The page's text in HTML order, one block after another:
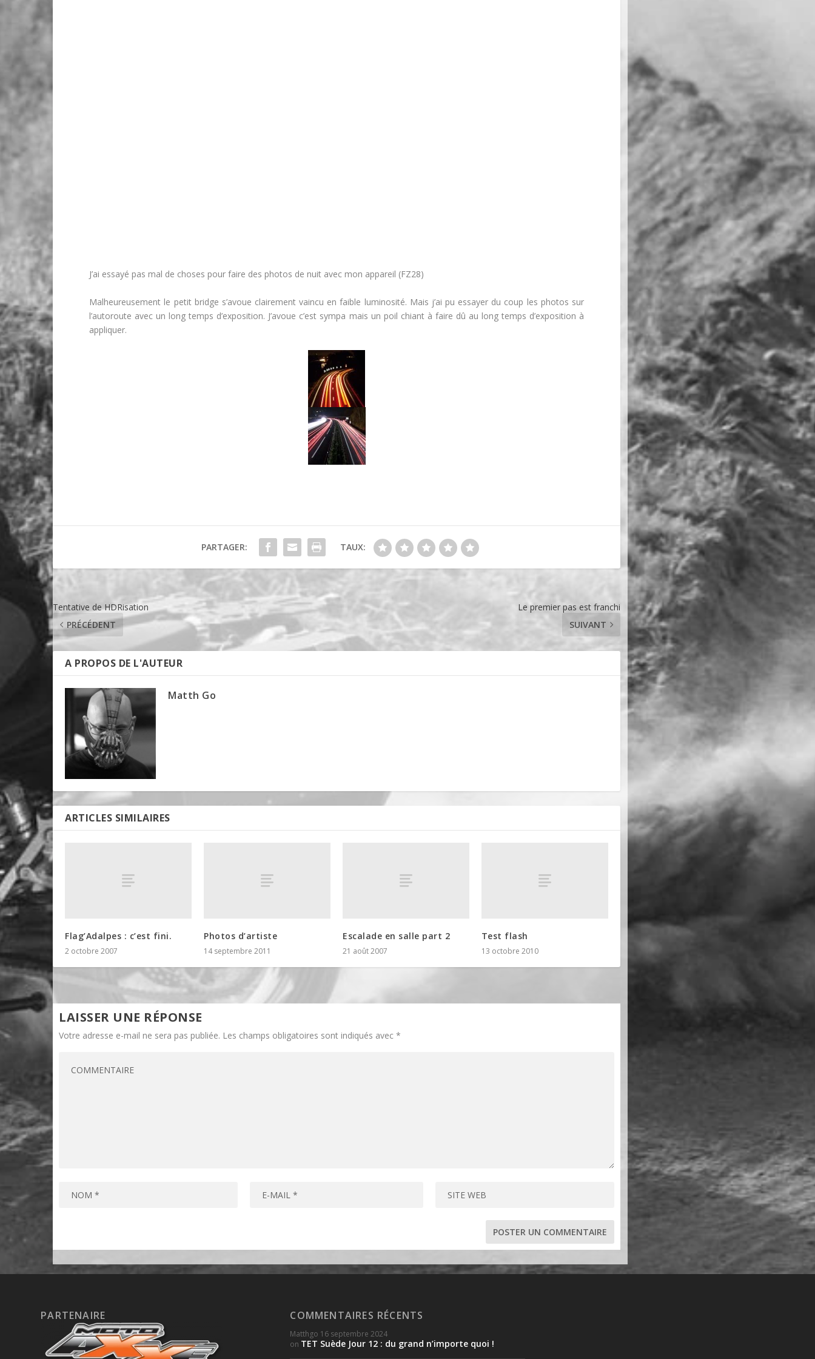
J’ai essayé pas mal de choses pour faire des photos de nuit avec mon appareil (FZ28)
Malheureusement le petit bridge s’avoue clairement vaincu en faible luminosité. Mais j’ai pu essayer du coup les photos sur
l’autoroute avec un long temps d’exposition. J’avoue c’est sympa mais un poil chiant à faire dû au long temps d’exposition à
appliquer.
PARTAGER: TAUX:
Tentative de HDRisation
PRÉCÉDENT
Le premier pas est franchi
SUIVANT
A PROPOS DE L'AUTEUR
Matth Go
ARTICLES SIMILAIRES
Flag’Adalpes : c’est fini.
2 octobre 2007
Photos d’artiste
14 septembre 2011
Escalade en salle part 2
21 août 2007
Test flash
13 octobre 2010
LAISSER UNE RÉPONSE
Votre adresse e-mail ne sera pas publiée. Les champs obligatoires sont indiqués avec*
PARTENAIRE COMMENTAIRES RÉCENTS
Matthgo 16 septembre 2024
on TET Suède Jour 12 : du grand n’importe quoi !